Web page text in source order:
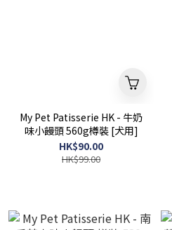
My Pet Patisserie HK - 牛奶
味小饅頭 560g樽裝 [犬用]
HK$90.00
HK$99.00